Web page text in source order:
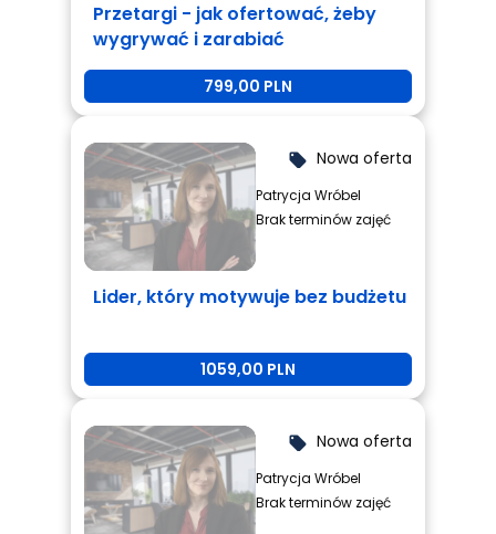
Przetargi - jak ofertować, żeby
wygrywać i zarabiać
799,00 PLN
local_offer Nowa oferta
Patrycja Wróbel
Brak terminów zajęć
Lider, który motywuje bez budżetu
1059,00 PLN
local_offer Nowa oferta
Patrycja Wróbel
Brak terminów zajęć